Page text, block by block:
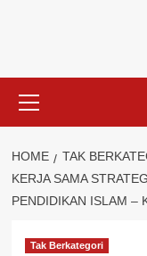
Menu
HOME TAK
KERJA SAMA
PENDIDIKAN ISLAM –
Tak Berkategori